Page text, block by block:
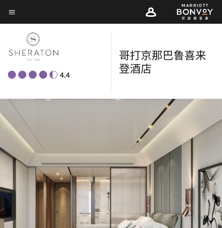
Skip
to
main
content
菜单文本
4.4
哥打京那巴鲁喜来
登酒店